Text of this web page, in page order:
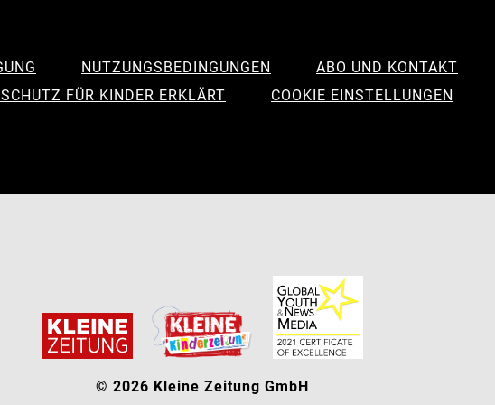
NUTZUNGSBEDINGUNGEN ABO UND KONTAKT
FÜR KINDER ERKLÄRT
COOKIE EINSTELLUNGEN
© 2026 Kleine Zeitung GmbH